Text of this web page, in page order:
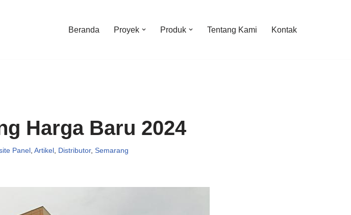
Beranda Proyek Produk Tentang Kami Kontak
Harga Baru 2024
Panel, Artikel, Distributor, Semarang